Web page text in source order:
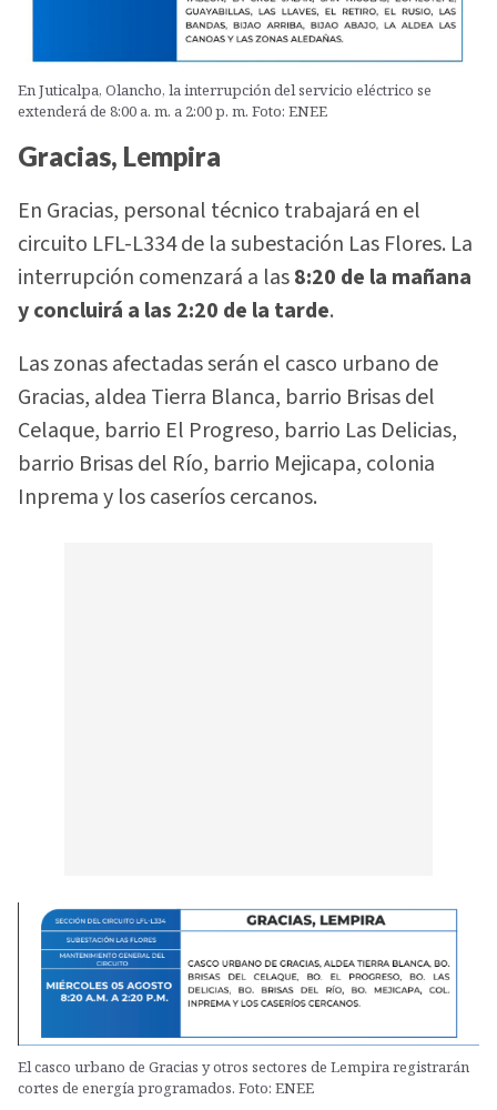
En Juticalpa, Olancho, la interrupción del servicio eléctrico se
extenderá de 8:00 a. m. a 2:00 p. m. Foto: ENEE
Gracias, Lempira
En Gracias, personal técnico trabajará en el
circuito LFL-L334 de la subestación Las Flores. La
interrupción comenzará a las8:20 de la mañana
y concluirá a las 2:20 de la tarde.
Las zonas afectadas serán el casco urbano de
Gracias, aldea Tierra Blanca, barrio Brisas del
Celaque, barrio El Progreso, barrio Las Delicias,
barrio Brisas del Río, barrio Mejicapa, colonia
Inprema y los caseríos cercanos.
El casco urbano de Gracias y otros sectores de Lempira registrarán
cortes de energía programados. Foto: ENEE